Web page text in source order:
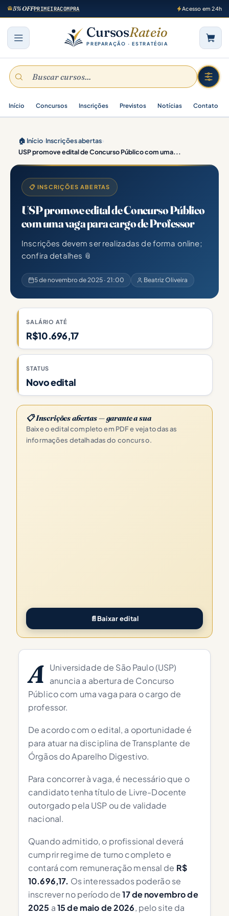
5% OFFPRIMEIRACOMPRA Acesso em 24h
CursosRateio
PREPARAÇÃO · ESTRATÉGIA
Início Concursos Inscrições Previstos Notícias Contato
🏠 Início›Inscrições abertas›
USP promove edital de Concurso Público com uma...
📋 INSCRIÇÕES ABERTAS
USP promove edital de Concurso Público
com uma vaga para cargo de Professor
Inscrições devem ser realizadas de forma online;
confira detalhes 📎
5 de novembro de 2025 · 21:00 Beatriz Oliveira
SALÁRIO ATÉ
R$10.696,17
STATUS
Novo edital
📋 Inscrições abertas — garante a sua
Baixe o edital completo em PDF e veja todas as
informações detalhadas do concurso.
📄Baixar edital
A Universidade de São Paulo (USP)
anuncia a abertura de Concurso
Público com uma vaga para o cargo de
professor.
De acordo com o edital, a oportunidade é
para atuar na disciplina de Transplante de
Órgãos do Aparelho Digestivo.
Para concorrer à vaga, é necessário que o
candidato tenha título de Livre-Docente
outorgado pela USP ou de validade
nacional.
Quando admitido, o profissional deverá
cumprir regime de turno completo e
contará com remuneração mensal de R$
10.696,17. Os interessados poderão se
inscrever no período de17 de novembro de
2025 a15 de maio de 2026, pelo site da